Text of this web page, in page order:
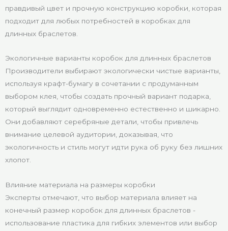
правдивый цвет и прочную конструкцию коробки, которая
подходит для любых потребностей в коробках для
длинных браслетов.
Экологичные варианты коробок для длинных браслетов
Производители выбирают экологически чистые варианты,
используя крафт-бумагу в сочетании с продуманным
выбором клея, чтобы создать прочный вариант подарка,
который выглядит одновременно естественно и шикарно.
Они добавляют серебряные детали, чтобы привлечь
внимание целевой аудитории, доказывая, что
экологичность и стиль могут идти рука об руку без лишних
хлопот.
Влияние материала на размеры коробки
Эксперты отмечают, что выбор материала влияет на
конечный размер коробок для длинных браслетов -
использование пластика для гибких элементов или выбор